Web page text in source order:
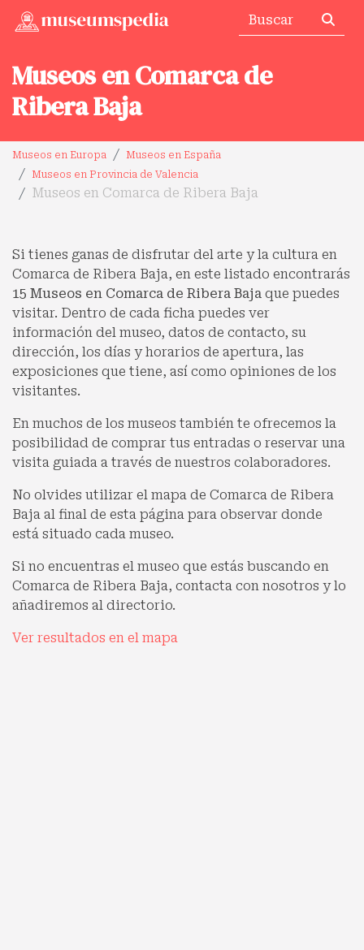
Museos en Comarca de
Ribera Baja
Museos en Europa
Museos en España
Museos en Provincia de Valencia
Museos en Comarca de Ribera Baja
Si tienes ganas de disfrutar del arte y la cultura en
Comarca de Ribera Baja, en este listado encontrarás
15 Museos en Comarca de Ribera Baja que puedes
visitar. Dentro de cada ficha puedes ver
información del museo, datos de contacto, su
dirección, los días y horarios de apertura, las
exposiciones que tiene, así como opiniones de los
visitantes.
En muchos de los museos también te ofrecemos la
posibilidad de comprar tus entradas o reservar una
visita guiada a través de nuestros colaboradores.
No olvides utilizar el mapa de Comarca de Ribera
Baja al final de esta página para observar donde
está situado cada museo.
Si no encuentras el museo que estás buscando en
Comarca de Ribera Baja, contacta con nosotros y lo
añadiremos al directorio.
Ver resultados en el mapa